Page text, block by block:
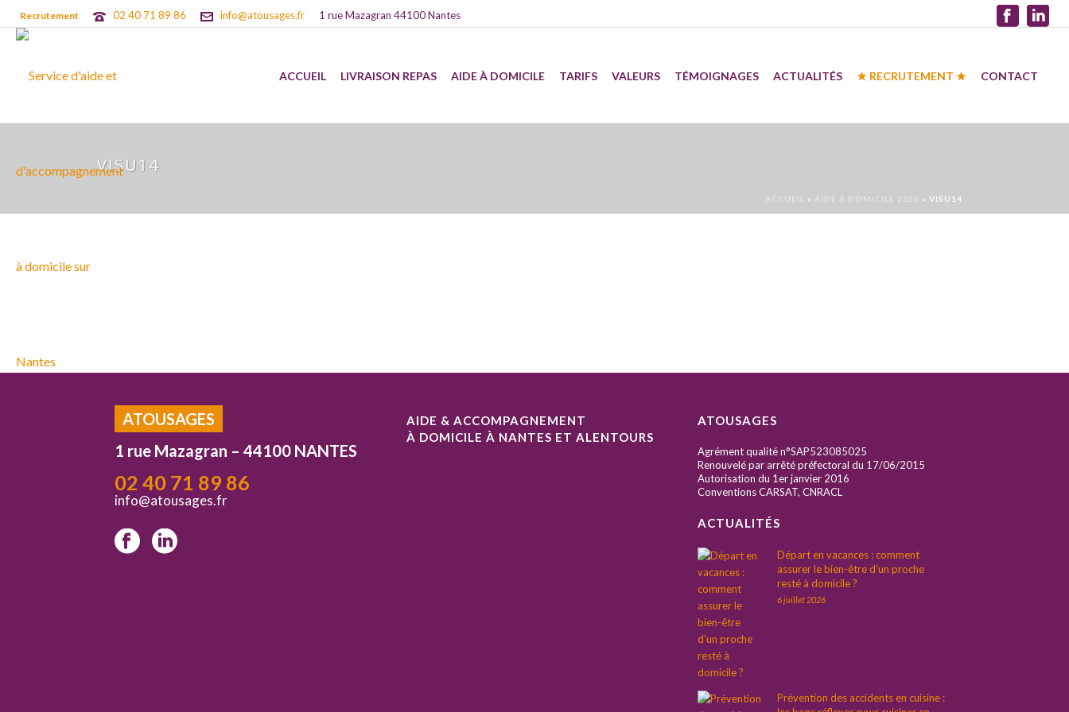
Recrutement 02 40 71 89 86 info@atousages.fr 1 rue Mazagran 44100 Nantes
ACCUEIL LIVRAISON REPAS AIDE À DOMICILE TARIFS VALEURS TÉMOIGNAGES ACTUALITÉS ★ RECRUTEMENT ★ CONTACT
VISU14
ACCUEIL » AIDE À DOMICILE 2026 » VISU14
ATOUSAGES
1 rue Mazagran – 44100 NANTES
02 40 71 89 86
info@atousages.fr
AIDE & ACCOMPAGNEMENT
À DOMICILE À NANTES ET ALENTOURS
ATOUSAGES
Agrément qualité n°SAP523085025
Renouvelé par arrêté préfectoral du 17/06/2015
Autorisation du 1er janvier 2016
Conventions CARSAT, CNRACL
ACTUALITÉS
Départ en vacances : comment
assurer le bien-être d’un proche
resté à domicile ?
6 juillet 2026
Prévention des accidents en cuisine :